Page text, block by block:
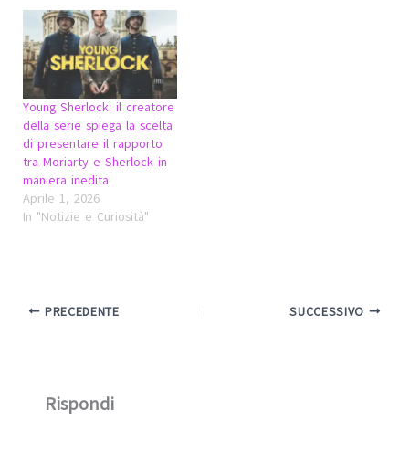
Young Sherlock: il creatore
della serie spiega la scelta
di presentare il rapporto
tra Moriarty e Sherlock in
maniera inedita
Aprile 1, 2026
In "Notizie e Curiosità"
PRECEDENTE SUCCESSIVO
Rispondi